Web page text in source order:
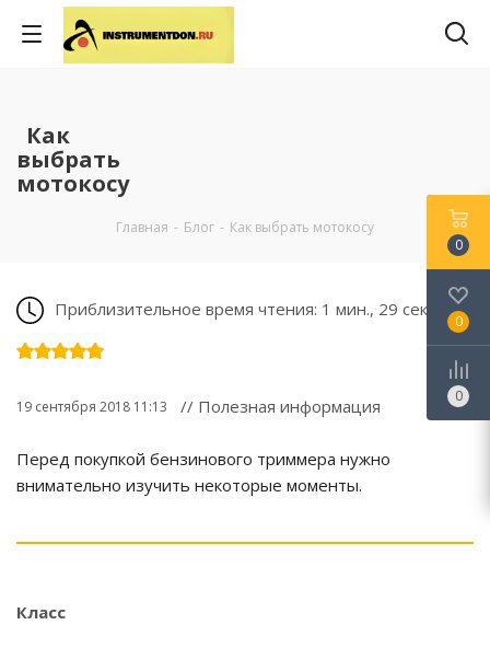
Как
выбрать
мотокосу
Главная - Блог - Как выбрать мотокосу
Приблизительное время чтения: 1 мин., 29 сек.
19 сентября 2018 11:13 // Полезная информация
Перед покупкой бензинового триммера нужно
внимательно изучить некоторые моменты.
Класс
0
0
0